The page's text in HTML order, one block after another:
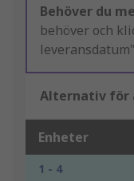
Behöver du
behöver och
leveransdatum"
Alternativ för
Enheter
1 - 4